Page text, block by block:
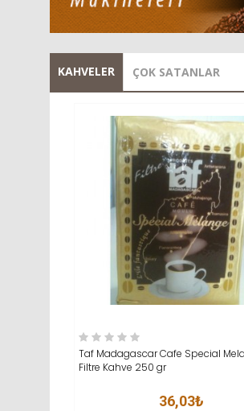
KAHVELER ÇOK SATANLAR
SEPETE EKLE
Taf Madagascar Cafe Special
Filtre Kahve 250 gr
36,03₺